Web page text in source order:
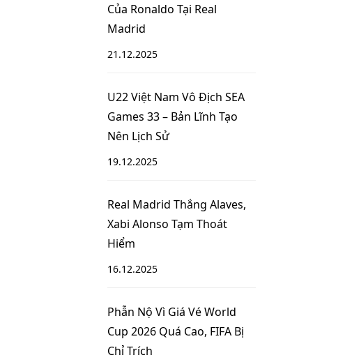
Của Ronaldo Tại Real
Madrid
21.12.2025
U22 Việt Nam Vô Địch SEA
Games 33 – Bản Lĩnh Tạo
Nên Lịch Sử
19.12.2025
Real Madrid Thắng Alaves,
Xabi Alonso Tạm Thoát
Hiểm
16.12.2025
Phẫn Nộ Vì Giá Vé World
Cup 2026 Quá Cao, FIFA Bị
Chỉ Trích